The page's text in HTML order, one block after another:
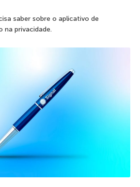
saber sobre o aplicativo de
na privacidade.